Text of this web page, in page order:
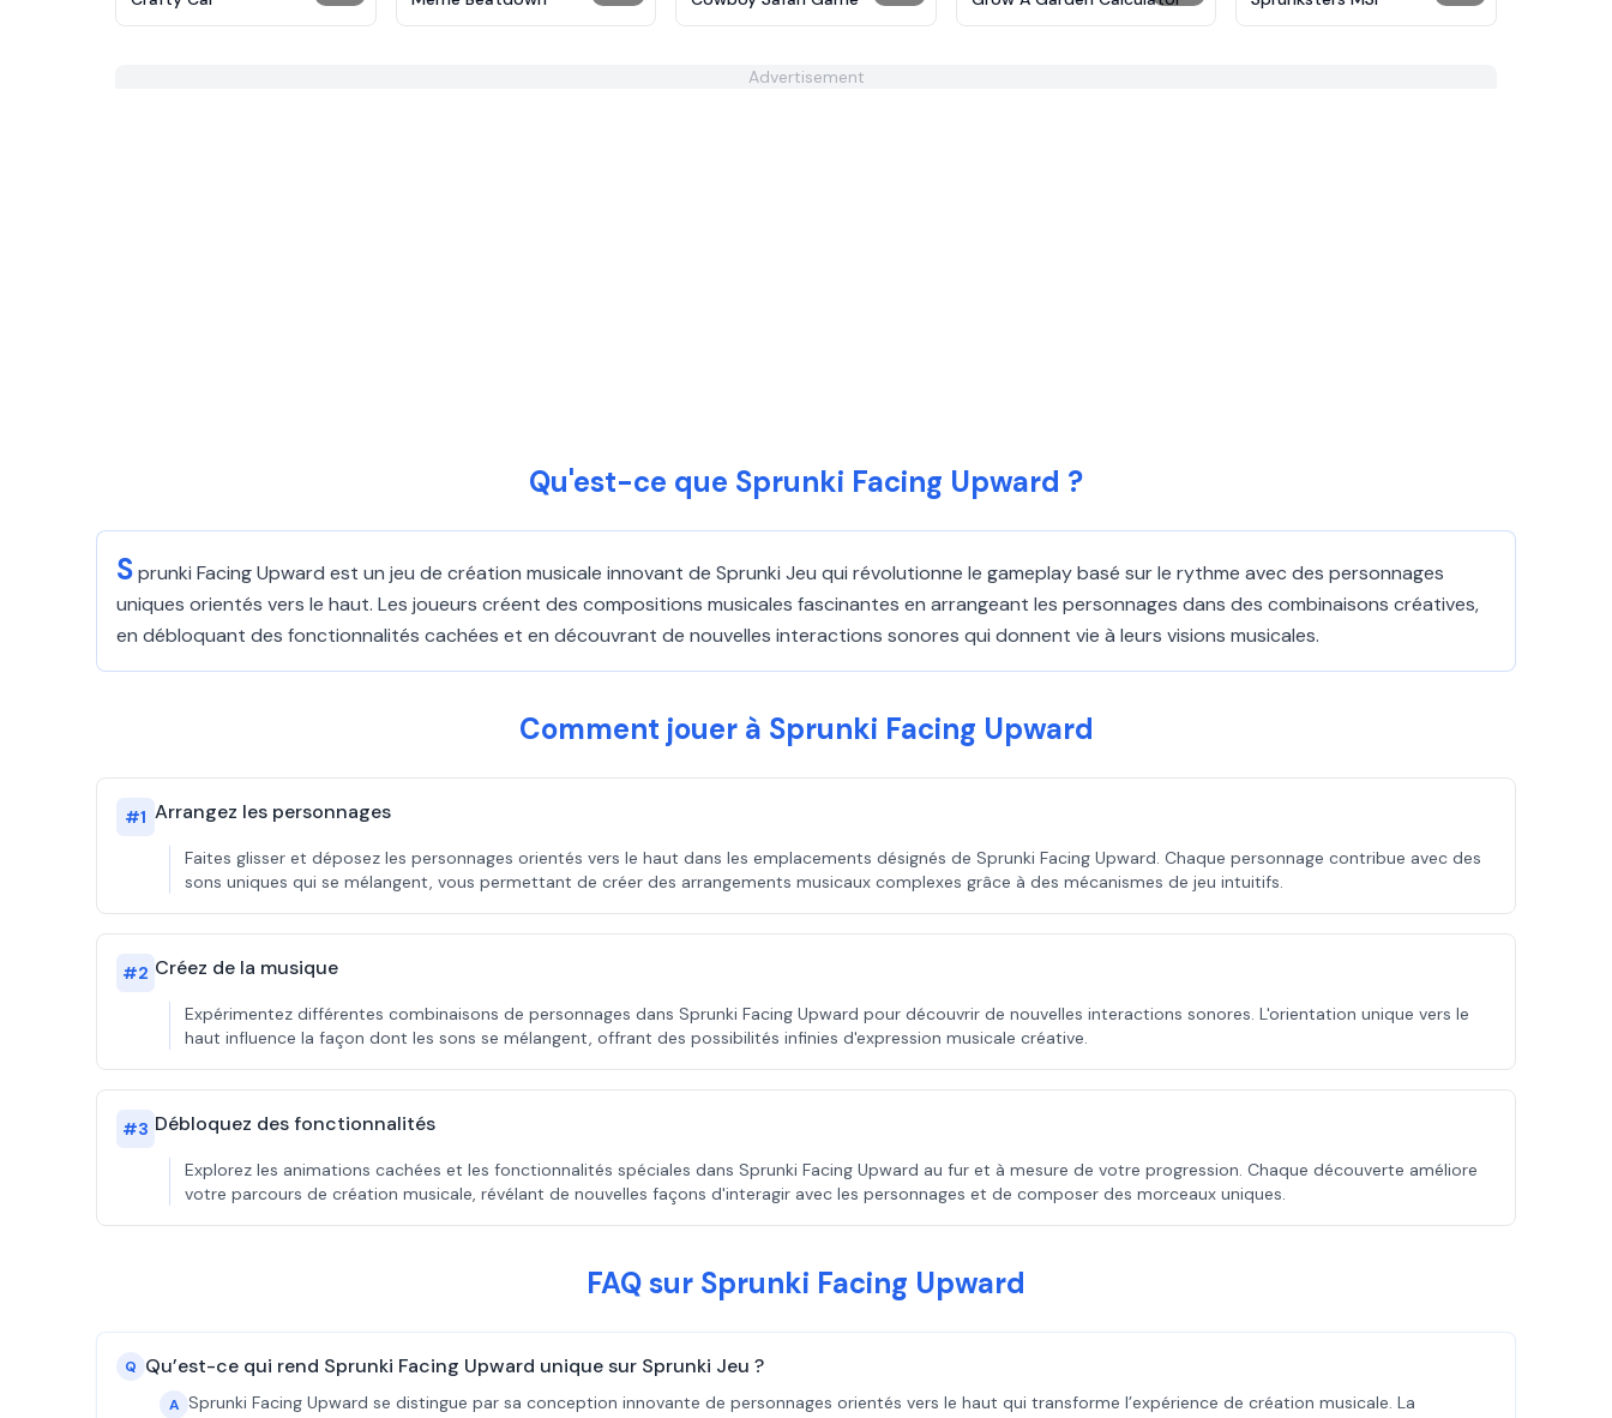
Advertisement
Qu'est-ce que Sprunki Facing Upward ?
Sprunki Facing Upward est un jeu de création musicale innovant de Sprunki Jeu qui révolutionne le gameplay basé sur le rythme avec des personnages
uniques orientés vers le haut. Les joueurs créent des compositions musicales fascinantes en arrangeant les personnages dans des combinaisons créatives,
en débloquant des fonctionnalités cachées et en découvrant de nouvelles interactions sonores qui donnent vie à leurs visions musicales.
Comment jouer à Sprunki Facing Upward
#1 Arrangez les personnages
Faites glisser et déposez les personnages orientés vers le haut dans les emplacements désignés de Sprunki Facing Upward. Chaque personnage contribue avec des
sons uniques qui se mélangent, vous permettant de créer des arrangements musicaux complexes grâce à des mécanismes de jeu intuitifs.
#2 Créez de la musique
Expérimentez différentes combinaisons de personnages dans Sprunki Facing Upward pour découvrir de nouvelles interactions sonores. L'orientation unique vers le
haut influence la façon dont les sons se mélangent, offrant des possibilités infinies d'expression musicale créative.
#3 Débloquez des fonctionnalités
Explorez les animations cachées et les fonctionnalités spéciales dans Sprunki Facing Upward au fur et à mesure de votre progression. Chaque découverte améliore
votre parcours de création musicale, révélant de nouvelles façons d'interagir avec les personnages et de composer des morceaux uniques.
FAQ sur Sprunki Facing Upward
Q Qu’est-ce qui rend Sprunki Facing Upward unique sur Sprunki Jeu ?
A Sprunki Facing Upward se distingue par sa conception innovante de personnages orientés vers le haut qui transforme l’expérience de création musicale. La